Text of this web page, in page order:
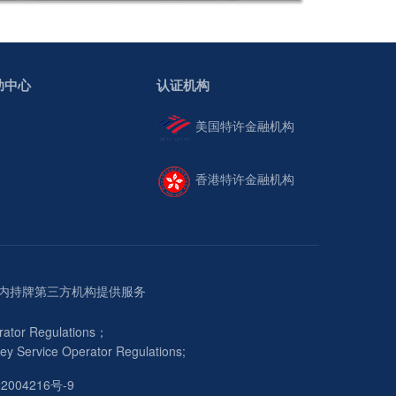
中心 认证机构
美国特许金融机构
香港特许金融机构
持牌第三方机构提供服务
Regulations；
Service Operator Regulations;
号-9